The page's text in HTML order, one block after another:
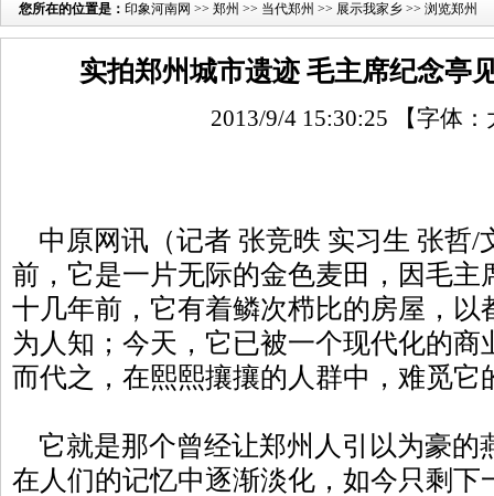
您所在的位置是： 印象河南网 >> 郑州 >> 当代郑州 >> 展示我家乡 >> 浏览郑州
实拍郑州城市遗迹 毛主席纪念亭
2013/9/4 15:30:25 【字体：
中原网讯（记者 张竞昳 实习生 张哲/
前，它是一片无际的金色麦田，因毛主
十几年前，它有着鳞次栉比的房屋，以
为人知；今天，它已被一个现代化的
而代之，在熙熙攘攘的人群中，难觅它
它就是那个曾经让郑州人引以为豪的
在人们的记忆中逐渐淡化，如今只剩下